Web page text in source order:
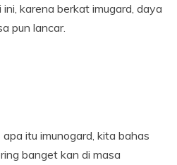
karena berkat imugard, daya
pun lancar.
itu imunogard, kita bahas
banget kan di masa